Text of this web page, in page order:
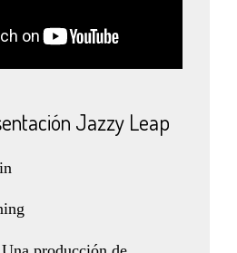
Jazzy Leap